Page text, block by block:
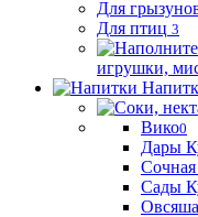
Для
Для птиц 3
игрушки,
Вико0
Дары
Сады
Овсяша